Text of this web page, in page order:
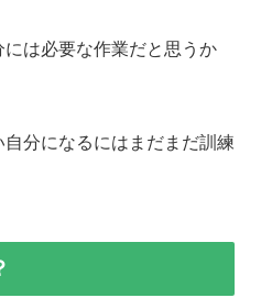
は必要な作業だと思うか
分になるにはまだまだ訓練